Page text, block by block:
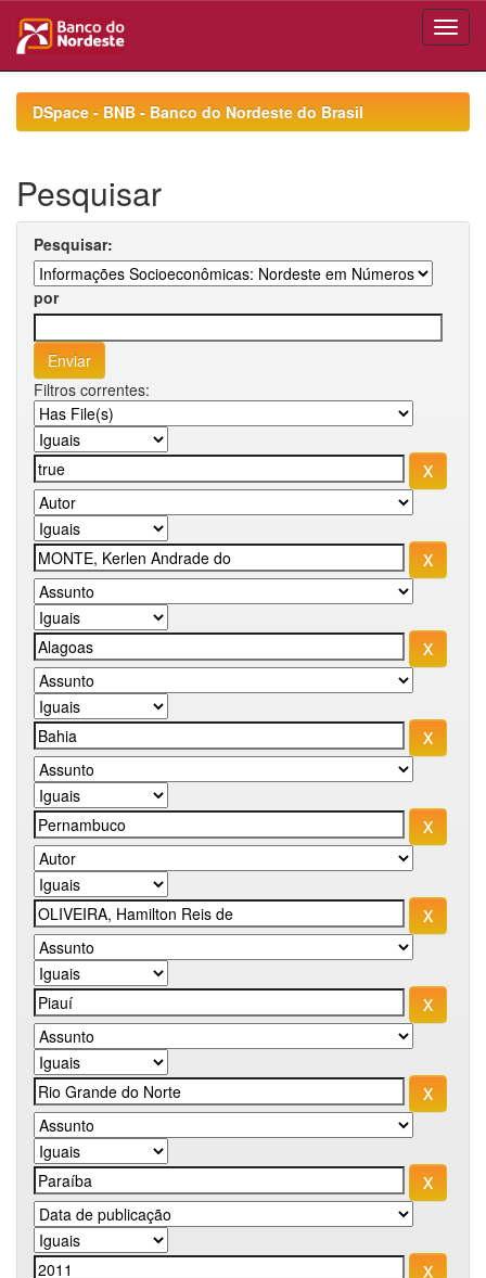
navigationDSpace - BNB - Banco do Nordeste do Brasil
Pesquisar
Pesquisar:
por
Filtros correntes: